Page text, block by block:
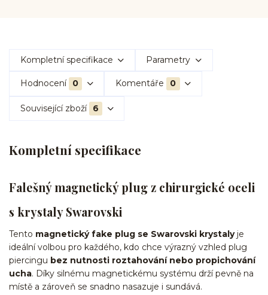
Kompletní specifikace Parametry
Hodnocení 0 Komentáře 0
Související zboží 6
Kompletní specifikace
Falešný magnetický plug z chirurgické oceli
s krystaly Swarovski
Tento magnetický fake plug se Swarovski krystalyje
ideální volbou pro každého, kdo chce výrazný vzhled plug
piercingu bez nutnosti roztahování nebo propichování
ucha. Díky silnému magnetickému systému drží pevně na
místě a zároveň se snadno nasazuje i sundává.